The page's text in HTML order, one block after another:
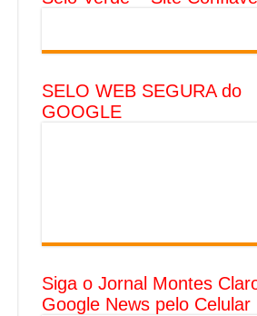
SELO WEB SEGURA do
GOOGLE
Siga o Jornal Montes
Google News pelo Celular